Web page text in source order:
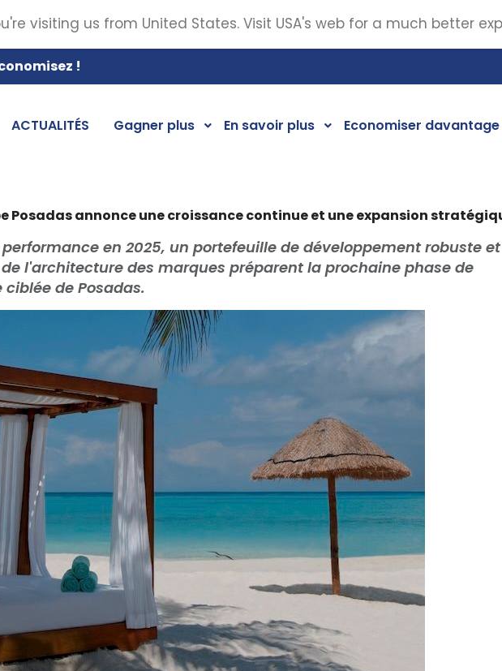
!
ACTUALITÉS Gagner plus En savoir plus Economiser davantage
Posadas annonce une croissance continue et une expansion
performance en 2025, un portefeuille de développement robuste et
l'architecture des marques préparent la prochaine phase de
de Posadas.
visiting us from United States. Visit USA's web for a much better